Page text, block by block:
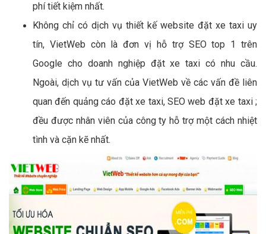
phí tiết kiệm nhất.
Không chỉ có dịch vụ thiết kế website đặt xe taxi uy
tín, VietWeb còn là đơn vị hỗ trợ SEO top 1 trên
Google cho doanh nghiệp đặt xe taxi có nhu cầu.
Ngoài, dịch vụ tư vấn của VietWeb về các vấn đề liên
quan đến quảng cáo đặt xe taxi, SEO web đặt xe taxi ;
đều được nhân viên của công ty hỗ trợ một cách nhiệt
tình và cặn kẽ nhất.